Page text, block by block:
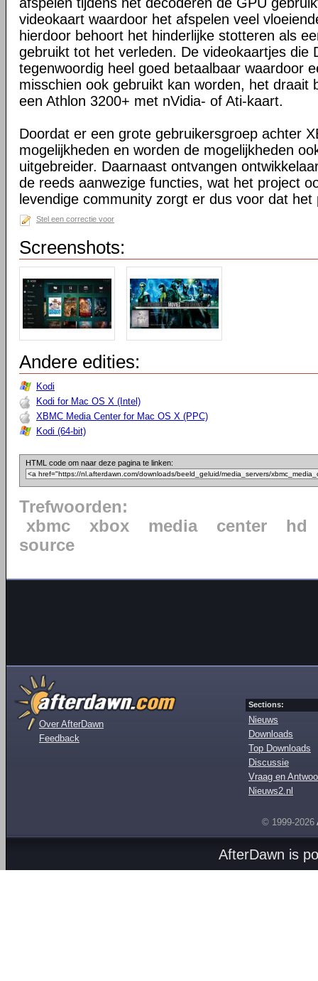
videokaart waardoor het afspelen veel
hierdoor behoort het hinderlijke stotteren als
gebruikt tot het verleden. De videokaartjes die
tegenwoordig heel goed betaalbaar waardoor
misschien ook gebruikt kan worden, het draait
een Athlon 3200+ met nVidia- of Ati-kaart.
Doordat er een grote gebruikersgroep achter
mogelijkheden en worden de mogelijkheden
uitgebreider. Daarnaast ontvangen
de reeds aanwezige functies, wat het project
levendige community zorgt er dus voor dat
Stel een correctie voor
Screenshots:
Andere edities:
Kodi
Kodi for Mac OS X (Intel)
XBMC Media Center for Mac OS X (PPC)
Kodi (64-bit)
HTML code om naar deze pagina te linken:
Trefwoorden:
xbmc
xbox media center
hd
source
Over AfterDawn
Feedback
Sections:
Nieuws
Downloads
Top Downloads
Discussie
Vraag en
Nieuws2.nl
© 1999-2026
AfterDawn is